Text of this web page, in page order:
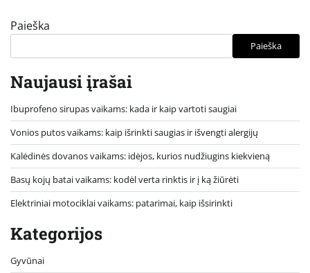
Paieška
Paieška
Naujausi įrašai
Ibuprofeno sirupas vaikams: kada ir kaip vartoti saugiai
Vonios putos vaikams: kaip išrinkti saugias ir išvengti alergijų
Kalėdinės dovanos vaikams: idėjos, kurios nudžiugins kiekvieną
Basų kojų batai vaikams: kodėl verta rinktis ir į ką žiūrėti
Elektriniai motociklai vaikams: patarimai, kaip išsirinkti
Kategorijos
Gyvūnai